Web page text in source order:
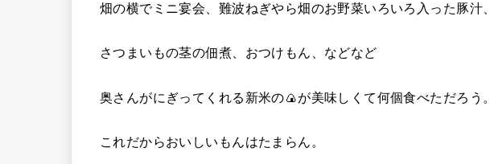
畑の横でミニ宴会、難波ねぎやら畑のお野菜いろいろ入った豚汁、
さつまいもの茎の佃煮、おつけもん、などなど
奥さんがにぎってくれる新米の🍙が美味しくて何個食べただろう。
これだからおいしいもんはたまらん。